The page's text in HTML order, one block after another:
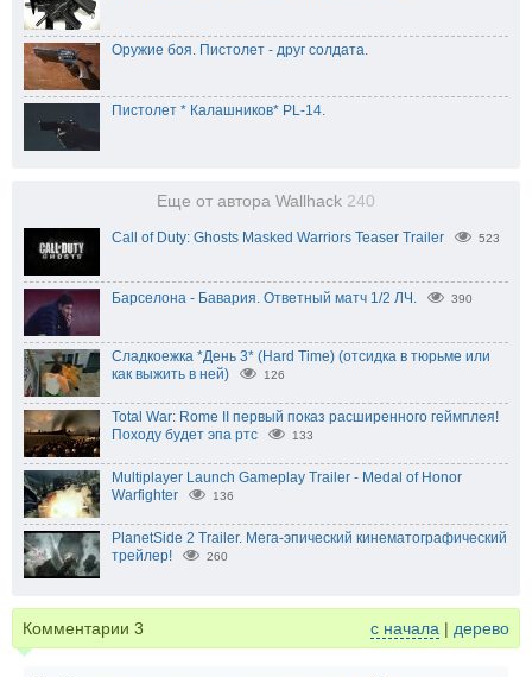
Оружие боя. Пистолет - друг солдата.
Пистолет * Калашников* PL-14.
Еще от автора Wallhack 240
Call of Duty: Ghosts Masked Warriors Teaser Trailer 523
Барселона - Бавария. Ответный матч 1/2 ЛЧ. 390
Сладкоежка *День 3* (Hard Time) (отсидка в тюрьме или
как выжить в ней)
126
Total War: Rome II первый показ расширенного геймплея!
Походу будет эпа ртс
133
Multiplayer Launch Gameplay Trailer - Medal of Honor
Warfighter
136
PlanetSide 2 Trailer. Мега-эпический кинематографический
трейлер!
260
Комментарии 3 с начала | дерево